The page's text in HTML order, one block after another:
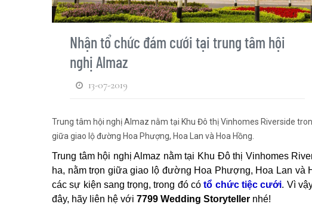
Nhận tổ chức đám cưới tại trung tâm hội
nghị Almaz
13-07-2019
Trung tâm hội nghị Almaz nằm tại Khu Đô thị Vinhomes Riverside
giữa giao lộ đường Hoa Phượng, Hoa Lan và Hoa Hồng.
Trung tâm hội nghị Almaz nằm tại Khu Đô thị Vinhomes
ha, nằm trọn giữa giao lộ đường Hoa Phượng, Hoa Lan
các sự kiện sang trọng, trong đó cótổ chức tiệc cưới. Vì
đây, hãy liên hệ với 7799 Wedding Storyteller nhé!